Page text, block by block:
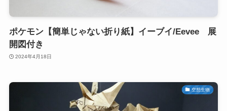
ポケモン【簡単じゃない折り紙】イーブイ/Eevee 展
開図付き
2024年4月18日
空想生物